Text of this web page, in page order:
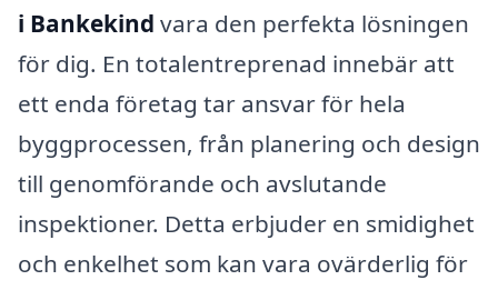
i Bankekind vara den perfekta lösningen
för dig. En totalentreprenad innebär att
ett enda företag tar ansvar för hela
byggprocessen, från planering och design
till genomförande och avslutande
inspektioner. Detta erbjuder en smidighet
och enkelhet som kan vara ovärderlig för